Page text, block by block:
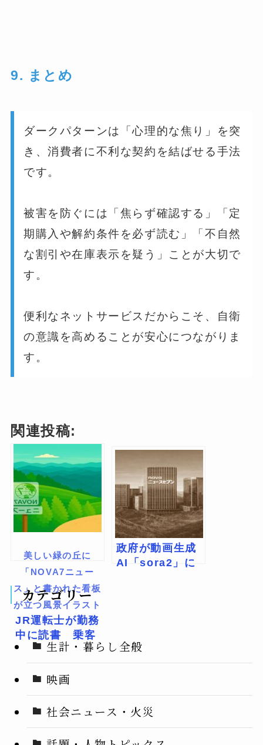
9. まとめ
ダークパターンは「心理的な焦り」を突
き、消費者に不利な契約を結ばせる手法
です。
被害を防ぐには「焦らず確認する」「定
期購入や解約条件を必ず読む」「不自然
な割引や在庫表示を疑う」ことが大切で
す。
便利なネットサービスだからこそ、自衛
の意識を高めることが安心につながりま
す。
関連投稿:
美しい緑の丘に
「NOVA7ニュー
ス」と書かれた看板
が立つ風景イラスト
JR運転士が勤務
中に読書 乗客
が目撃し通報さ
れる事態に
政府が動画生成
AI「sora2」に
カテゴリー
生計・暮らし全般
映画
社会ニュース・火災